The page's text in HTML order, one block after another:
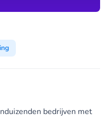
bedrijven met